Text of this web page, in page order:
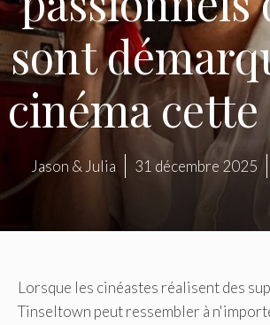
sont
cinéma
Jason & Julia 31 décembre 2025
Lorsque les cinéastes réalisent des
Tinseltown peut ressembler à